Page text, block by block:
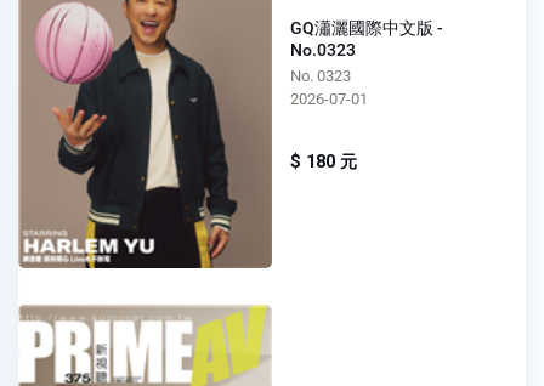
GQ瀟灑國際中文版 -
No.0323
No. 0323
2026-07-01
$ 180 元